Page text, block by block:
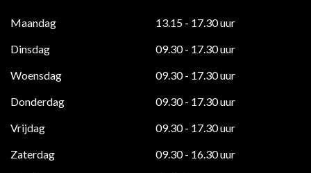
Maandag
13.15 - 17.30 uur
Dinsdag
09.30 - 17.30 uur
Woensdag
09.30 - 17.30 uur
Donderdag
09.30 - 17.30 uur
Vrijdag
09.30 - 17.30 uur
Zaterdag
09.30 - 16.30 uur